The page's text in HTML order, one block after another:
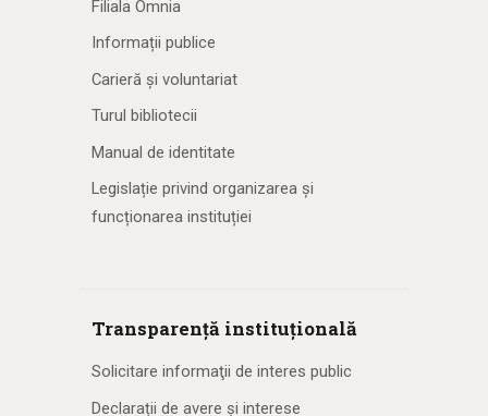
Filiala Omnia
Informații publice
Carieră și voluntariat
Turul bibliotecii
Manual de identitate
Legislație privind organizarea și
funcționarea instituției
Transparență instituțională
Solicitare informaţii de interes public
Declarații de avere și interese